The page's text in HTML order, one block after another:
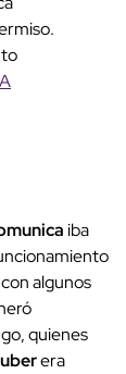
iba
algunos
quienes
era